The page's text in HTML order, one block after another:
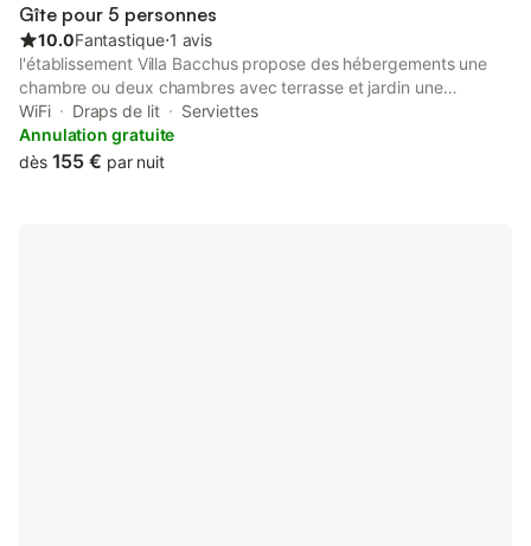
Gîte pour 5 personnes
10.0Fantastique⋅1 avis
l'établissement Villa Bacchus propose des hébergements une
chambre ou deux chambres avec terrasse et jardin une
connexion wifi ,une cuisine toute équipée, un séjour avec
télévision à écran plat,un wc séparé de la salle d'eau.
WiFi Draps de lit
Serviettes
Annulation gratuite
dès 155 € par nuit